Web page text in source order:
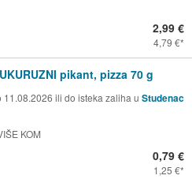
2,99 €
4,79 €
pikant, pizza 70 g
11.08.2026 ili do isteka zaliha u Studenac
KOM
0,79 €
1,25 €